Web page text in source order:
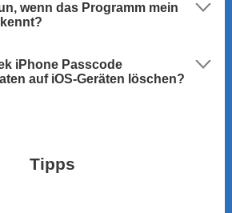
wenn das Programm mein
iPhone Passcode
auf iOS-Geräten löschen?
Tipps